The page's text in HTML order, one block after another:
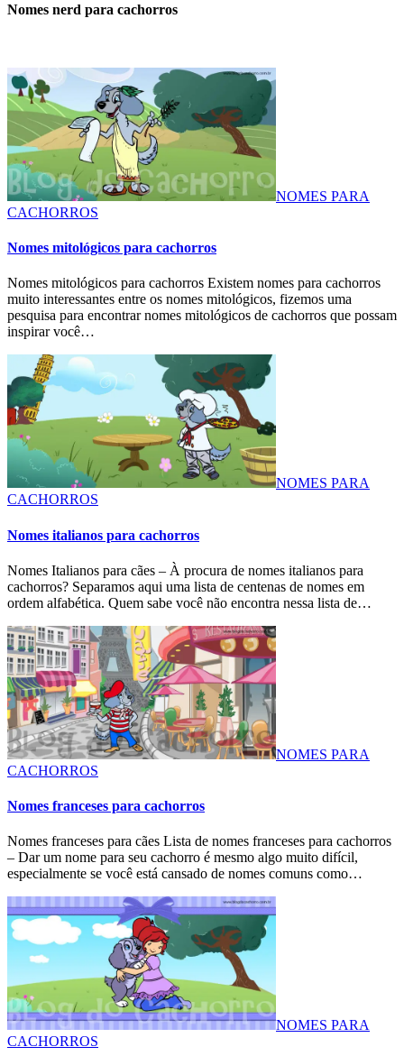
Nomes nerd para cachorros
NOMES PARA
CACHORROS
Nomes mitológicos para cachorros
Nomes mitológicos para cachorros Existem nomes para cachorros
muito interessantes entre os nomes mitológicos, fizemos uma
pesquisa para encontrar nomes mitológicos de cachorros que possam
inspirar você…
NOMES PARA
CACHORROS
Nomes italianos para cachorros
Nomes Italianos para cães – À procura de nomes italianos para
cachorros? Separamos aqui uma lista de centenas de nomes em
ordem alfabética. Quem sabe você não encontra nessa lista de…
NOMES PARA
CACHORROS
Nomes franceses para cachorros
Nomes franceses para cães Lista de nomes franceses para cachorros
– Dar um nome para seu cachorro é mesmo algo muito difícil,
especialmente se você está cansado de nomes comuns como…
NOMES PARA
CACHORROS